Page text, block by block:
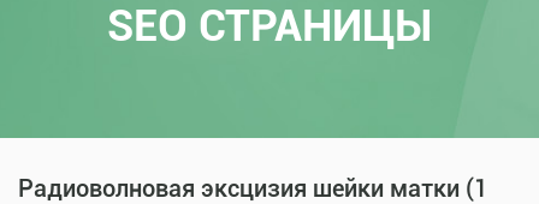
SEO СТРАНИЦЫ
Радиоволновая эксцизия шейки матки (1